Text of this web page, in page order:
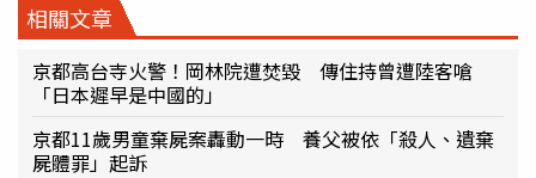
相關文章
京都高台寺火警！岡林院遭焚毀 傳住持曾遭陸客嗆
「日本遲早是中國的」
京都11歲男童棄屍案轟動一時 養父被依「殺人、遺棄
屍體罪」起訴